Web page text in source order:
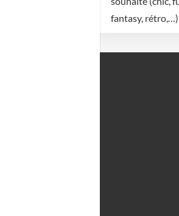
fantasy, rétro,…)